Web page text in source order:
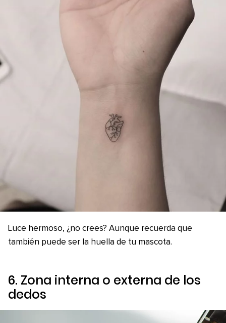
Luce hermoso, ¿no crees? Aunque recuerda que
también puede ser la huella de tu mascota.
6. Zona interna o externa de los
dedos